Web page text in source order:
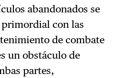
abandonados se
con las
de combate
un obstáculo de
partes,